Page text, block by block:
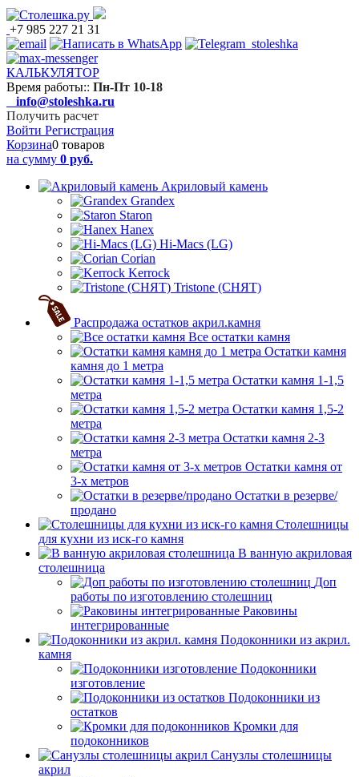
+7 985 227 21 31
КАЛЬКУЛЯТОР
Время работы:: Пн-Пт 10-18
info@stoleshka.ru
Получить расчет
Войти Регистрация
Корзина0 товаров
на сумму 0 руб.
Акриловый камень
Grandex
Staron
Hanex
Hi-Macs (LG)
Corian
Kerrock
Tristone (СНЯТ)
Распродажа остатков акрил.камня
Все остатки камня
Остатки камня
камня до 1 метра
Остатки камня 1-1,5
метра
Остатки камня 1,5-2
метра
Остатки камня 2-3
метра
Остатки камня от
3-х метров
Остатки в резерве/
продано
Столешницы
для кухни из иск-го камня
В ванную акриловая
столешница
Доп
работы по изготовлению столешниц
Раковины
интегрированные
Подоконники из акрил.
камня
Подоконники
изготовление
Подоконники из
остатков
Кромки для
подоконников
Санузлы столешницы
акрил